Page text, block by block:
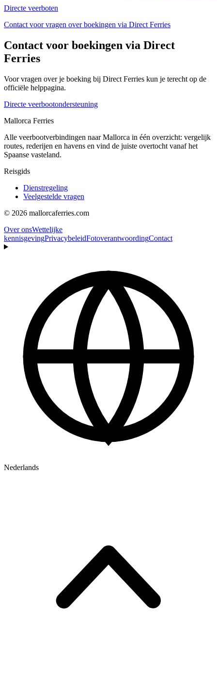
Directe veerboten
Contact voor vragen over boekingen via Direct Ferries
Contact voor boekingen via Direct
Ferries
Voor vragen over je boeking bij Direct Ferries kun je terecht op de
officiële helppagina.
Directe veerbootondersteuning
Mallorca Ferries
Alle veerbootverbindingen naar Mallorca in één overzicht: vergelijk
routes, rederijen en havens en vind de juiste overtocht vanaf het
Spaanse vasteland.
Reisgids
Dienstregeling
Veelgestelde vragen
© 2026 mallorcaferries.com
Over onsWettelijke
kennisgevingPrivacybeleidFotoverantwoordingContact
Nederlands